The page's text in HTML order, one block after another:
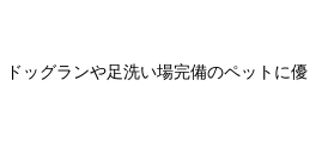
ッグランや足洗い場完備のペットに優